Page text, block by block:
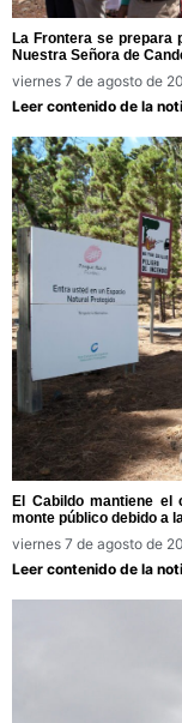
La Frontera se prepara
Nuestra Señora de
viernes 7 de agosto de
Leer contenido de la
El Cabildo mantiene
monte público debido a
viernes 7 de agosto de
Leer contenido de la